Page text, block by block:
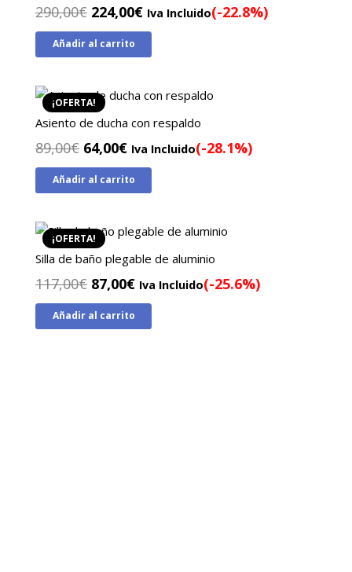
290,00€ El
precio
original
290,00€.
224,00€El
precio
224,00€.
Iva Incluido(-22.8%)
Añadir al carrito
¡OFERTA!
Asiento de ducha con respaldo
89,00€ El
precio
original
89,00€.
64,00€El
precio
actual
64,00€.
Iva Incluido(-28.1%)
Añadir al carrito
¡OFERTA!
Silla de baño plegable de aluminio
117,00€ El
precio
original
87,00€El
precio
actual
Iva Incluido(-25.6%)
Añadir al carrito